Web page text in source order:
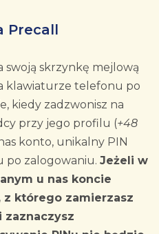
Precall
swoją skrzynkę mejlową
klawiaturze telefonu po
kiedy zadzwonisz na
przy jego profilu (+48
konto, unikalny PIN
po zalogowaniu. Jeżeli w
u nas koncie
którego zamierzasz
zaznaczysz